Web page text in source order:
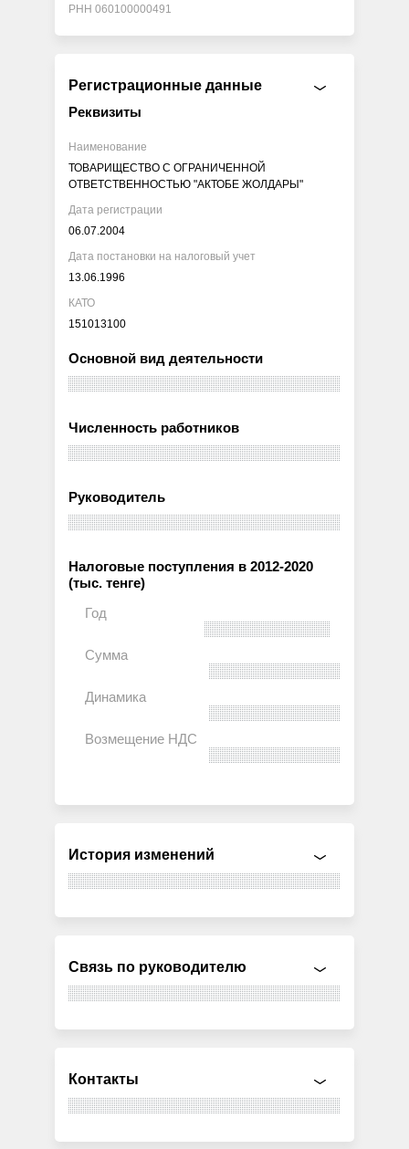
РНН 060100000491
Регистрационные данные
Реквизиты
Наименование
ТОВАРИЩЕСТВО С ОГРАНИЧЕННОЙ
ОТВЕТСТВЕННОСТЬЮ "АКТОБЕ ЖОЛДАРЫ"
Дата регистрации
06.07.2004
Дата постановки на налоговый учет
13.06.1996
КАТО
151013100
Основной вид деятельности
Численность работников
Руководитель
Налоговые поступления в 2012-2020
(тыс. тенге)
История изменений
Связь по руководителю
Контакты